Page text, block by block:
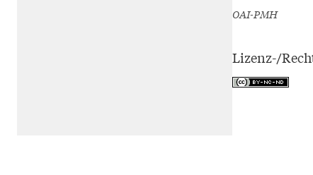
OAI-PMH
Lizenz-/